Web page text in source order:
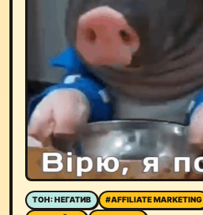
ТОН: НЕГАТИВ #AFFILIATE MARKETING